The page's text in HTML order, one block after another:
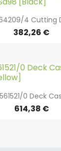
4 Cutting
382,26 €
0 Deck
614,38 €